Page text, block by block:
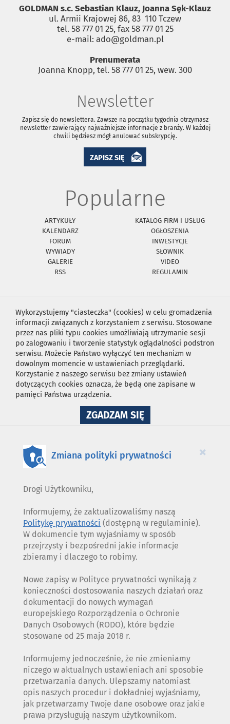
GOLDMAN s.c. Sebastian Klauz, Joanna Sęk-Klauz
ul. Armii Krajowej 86, 83 ­ 110 Tczew
tel. 58 777 01 25, fax 58 777 01 25
e-mail: ado@goldman.pl
Prenumerata
Joanna Knopp, tel. 58 777 01 25, wew. 300
Newsletter
Zapisz się do newslettera. Zawsze na początku tygodnia otrzymasz
newsletter zawierający najważniejsze informacje z branży. W każdej
chwili będziesz mógł anulować subskrypcję.
ZAPISZ SIĘ
Popularne
ARTYKUŁY
KATALOG FIRM I USŁUG
KALENDARZ
OGŁOSZENIA
FORUM
INWESTYCJE
WYWIADY
SŁOWNIK
GALERIE
VIDEO
RSS
REGULAMIN
Wykorzystujemy "ciasteczka" (cookies) w celu gromadzenia
informacji związanych z korzystaniem z serwisu. Stosowane
przez nas pliki typu cookies umożliwiają utrzymanie sesji
po zalogowaniu i tworzenie statystyk oglądalności podstron
serwisu. Możecie Państwo wyłączyć ten mechanizm w
dowolnym momencie w ustawieniach przeglądarki.
Korzystanie z naszego serwisu bez zmiany ustawień
dotyczących cookies oznacza, że będą one zapisane w
pamięci Państwa urządzenia.
ZGADZAM SIĘNA
WYKORZYSTANIE
×
Zmiana polityki prywatności
Drogi Użytkowniku,
Informujemy, że zaktualizowaliśmy naszą
Politykę prywatności (dostępną w regulaminie).
W dokumencie tym wyjaśniamy w sposób
przejrzysty i bezpośredni jakie informacje
zbieramy i dlaczego to robimy.
Nowe zapisy w Polityce prywatności wynikają z
konieczności dostosowania naszych działań oraz
dokumentacji do nowych wymagań
europejskiego Rozporządzenia o Ochronie
Danych Osobowych (RODO), które będzie
stosowane od 25 maja 2018 r.
Informujemy jednocześnie, że nie zmieniamy
niczego w aktualnych ustawieniach ani sposobie
przetwarzania danych. Ulepszamy natomiast
opis naszych procedur i dokładniej wyjaśniamy,
jak przetwarzamy Twoje dane osobowe oraz jakie
prawa przysługują naszym użytkownikom.